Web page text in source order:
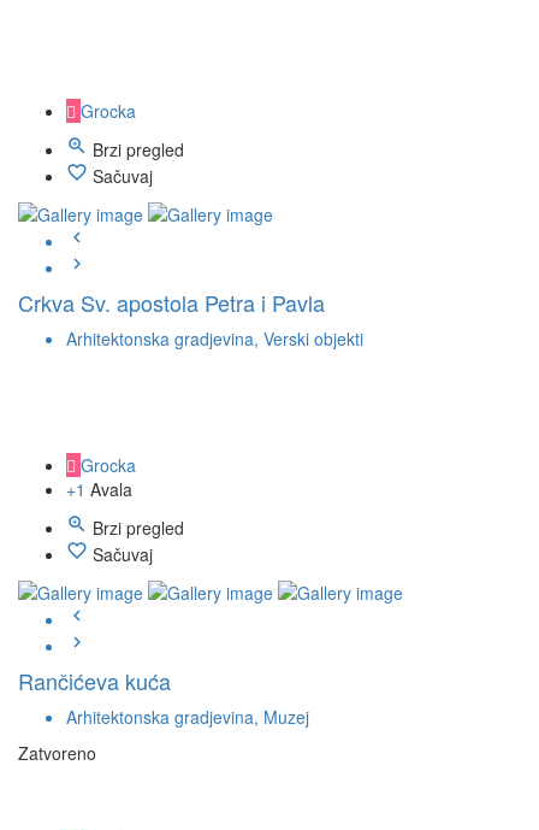
Grocka
Brzi pregled
Sačuvaj
Crkva Sv. apostola Petra i Pavla
Arhitektonska gradjevina, Verski objekti
Grocka
+1 Avala
Brzi pregled
Sačuvaj
Rančićeva kuća
Arhitektonska gradjevina, Muzej
Zatvoreno